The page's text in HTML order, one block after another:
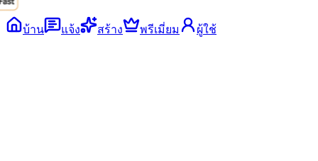
บ้าน แจ้ง สร้าง พรีเมี่ยม ผู้ใช้